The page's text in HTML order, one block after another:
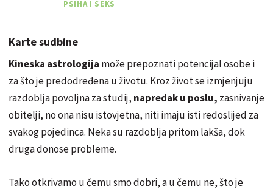
PSIHA I SEKS
Karte sudbine
Kineska astrologija može prepoznati potencijal osobe i
za što je predodređena u životu. Kroz život se izmjenjuju
razdoblja povoljna za studij, napredak u poslu, zasnivanje
obitelji, no ona nisu istovjetna, niti imaju isti redoslijed za
svakog pojedinca. Neka su razdoblja pritom lakša, dok
druga donose probleme.
Tako otkrivamo u čemu smo dobri, a u čemu ne, što je